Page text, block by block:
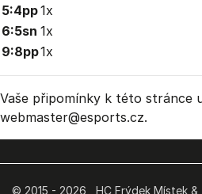
5:4pp1x
6:5sn 1x
9:8pp1x
Vaše připomínky k této stránce
webmaster@esports.cz.
© 2015 - 2026 HC Frýdek Místek &